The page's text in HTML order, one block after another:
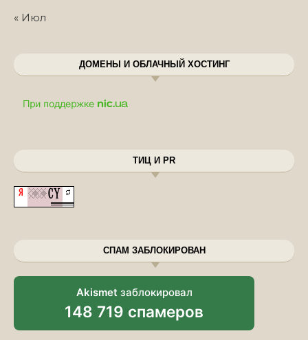
« Июл
ДОМЕНЫ И ОБЛАЧНЫЙ ХОСТИНГ
ТИЦ И PR
СПАМ ЗАБЛОКИРОВАН
Akismet заблокировал
148 719 спамеров